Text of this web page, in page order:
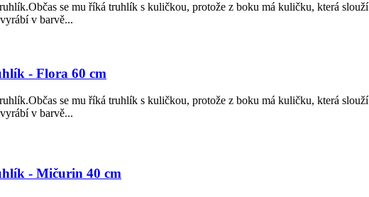
se mu říká truhlík s kuličkou, protože z boku má kuličku, která slouží
v barvě...
- Flora 60 cm
se mu říká truhlík s kuličkou, protože z boku má kuličku, která slouží
v barvě...
- Mičurin 40 cm